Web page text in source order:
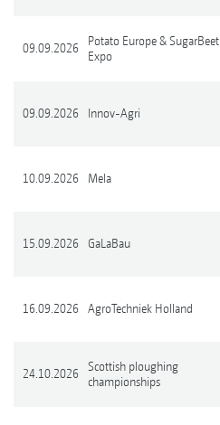
09.09.2026
Potato Europe & SugarBeet
Expo
09.09.2026 Innov-Agri
10.09.2026 Mela
15.09.2026 GaLaBau
16.09.2026 AgroTechniek Holland
24.10.2026
Scottish ploughing
championships